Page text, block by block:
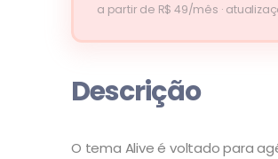
a partir de R$ 49/mês ·
Descrição
O tema Alive é voltado para